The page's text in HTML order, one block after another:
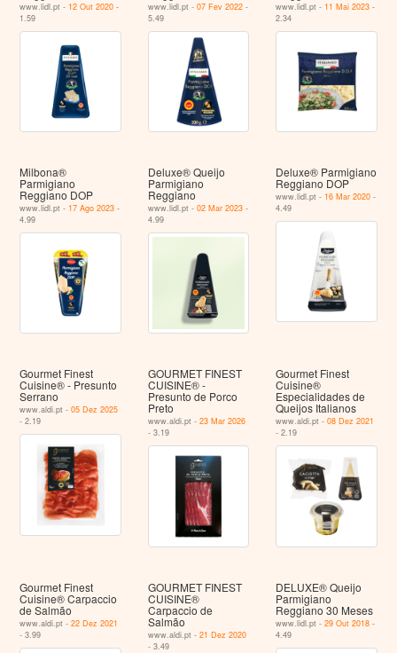
www.lidl.pt - 12 Out 2020 -
1.59
www.lidl.pt - 07 Fev 2022-
5.49
www.lidl.pt - 11 Mai 2023 -
2.34
Milbona®
Parmigiano
Reggiano DOP
www.lidl.pt - 17 Ago 2023 -
4.99
Deluxe® Queijo
Parmigiano
Reggiano
www.lidl.pt - 02 Mar 2023-
4.99
Deluxe® Parmigiano
Reggiano DOP
www.lidl.pt - 16 Mar 2020 -
4.49
Gourmet Finest
Cuisine® - Presunto
Serrano
www.aldi.pt -05 Dez 2025
- 2.19
GOURMET FINEST
CUISINE® -
Presunto de Porco
Preto
www.aldi.pt - 23 Mar 2026
- 3.19
Gourmet Finest
Cuisine®
Especialidades de
Queijos Italianos
www.aldi.pt -08 Dez 2021
- 2.19
Gourmet Finest
Cuisine® Carpaccio
de Salmão
www.aldi.pt -22 Dez 2021
- 3.99
GOURMET FINEST
CUISINE®
Carpaccio de
Salmão
www.aldi.pt - 21 Dez 2020
- 3.49
DELUXE® Queijo
Parmigiano
Reggiano 30 Meses
www.lidl.pt -29 Out 2018 -
4.49